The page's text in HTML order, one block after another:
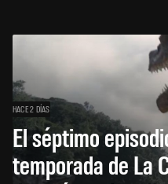
HACE 2 DÍAS
El séptimo
temporada de La